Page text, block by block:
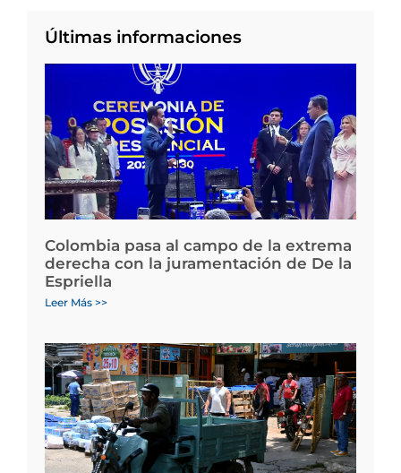
Últimas informaciones
Colombia pasa al campo de la extrema
derecha con la juramentación de De la
Espriella
Leer Más >>